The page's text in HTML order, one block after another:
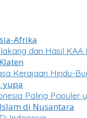
dan Hasil KAA I
Kerajaan Hindu-
Paling Populer